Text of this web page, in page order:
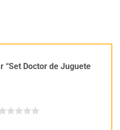
“Set Doctor de Juguete